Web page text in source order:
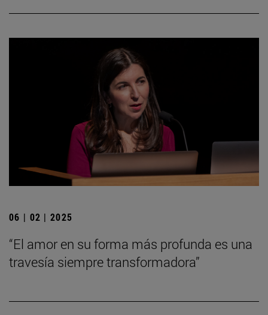
06 | 02 | 2025
“El amor en su forma más profunda es una
travesía siempre transformadora”